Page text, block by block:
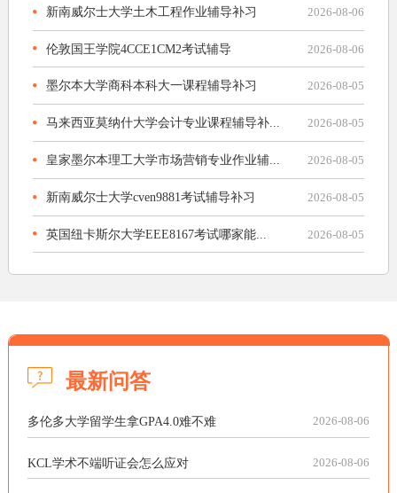
新南威尔士大学土木工程作业辅导补习 2026-08-06
伦敦国王学院4CCE1CM2考试辅导 2026-08-06
墨尔本大学商科本科大一课程辅导补习 2026-08-05
马来西亚莫纳什大学会计专业课程辅导补... 2026-08-05
皇家墨尔本理工大学市场营销专业作业辅... 2026-08-05
新南威尔士大学cven9881考试辅导补习 2026-08-05
英国纽卡斯尔大学EEE8167考试哪家能... 2026-08-05
最新问答
多伦多大学留学生拿GPA4.0难不难 2026-08-06
KCL学术不端听证会怎么应对 2026-08-06